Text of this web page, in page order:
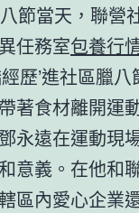
節當天，聯營
任務室包養行
經歷’進社區臘
著食材離開運
永遠在運動現
意義。在他和
區內愛心企業